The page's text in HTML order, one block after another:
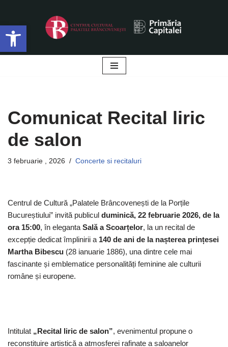
Deschide bara de unelte
Sari
la
conținut
Comunicat Recital liric
de salon
3 februarie , 2026 Concerte si recitaluri
Centrul de Cultură „Palatele Brâncovenești de la Porțile
Bucureștiului” invită publicul duminică, 22 februarie 2026, de la
ora 15:00, în eleganta Sală a Scoarțelor, la un recital de
excepție dedicat împlinirii a 140 de ani de la nașterea prințesei
Martha Bibescu (28 ianuarie 1886), una dintre cele mai
fascinante și emblematice personalități feminine ale culturii
române și europene.
Intitulat „Recital liric de salon”, evenimentul propune o
reconstituire artistică a atmosferei rafinate a saloanelor